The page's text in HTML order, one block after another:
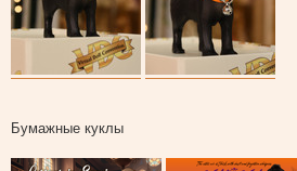
Бумажные куклы